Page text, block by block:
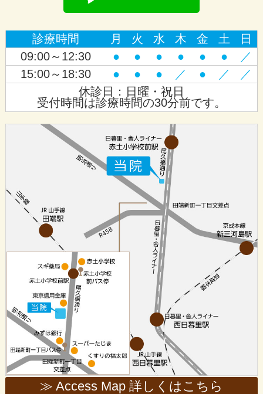
診療時間 月 火 水 木 金 土
日
09:00～12:30
● ● ● ● ● ●
／
15:00～18:30
● ● ● ／ ● ／
／
休診日：日曜・祝日
受付時間は診療時間の30分前です。
≫ Access Map 詳しくはこちら